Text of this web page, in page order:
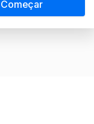
Começar